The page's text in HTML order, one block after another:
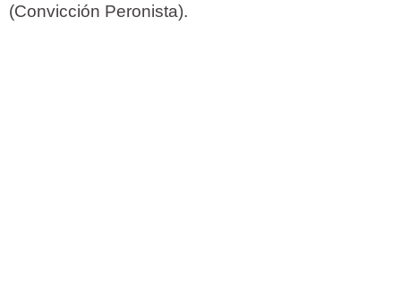
(Convicción Peronista).